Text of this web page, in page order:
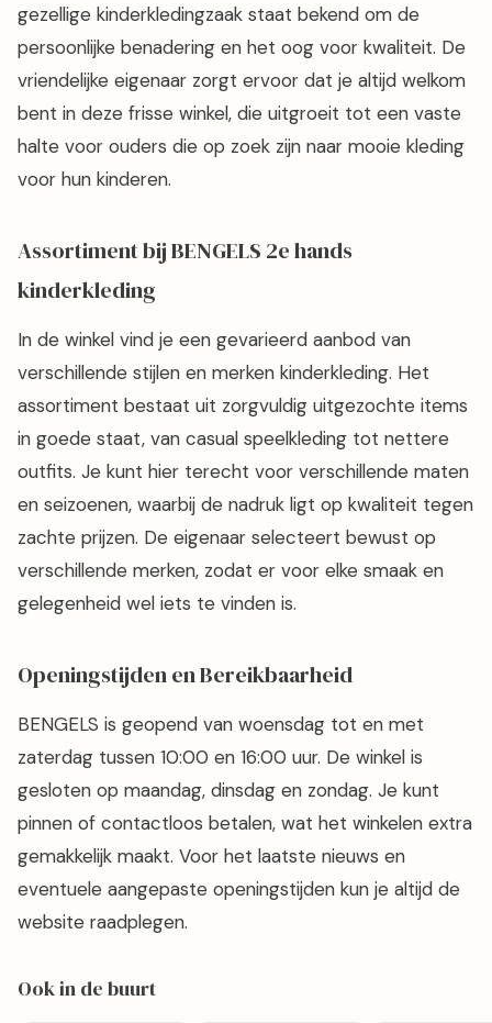
gezellige kinderkledingzaak staat bekend om de
persoonlijke benadering en het oog voor kwaliteit. De
vriendelijke eigenaar zorgt ervoor dat je altijd welkom
bent in deze frisse winkel, die uitgroeit tot een vaste
halte voor ouders die op zoek zijn naar mooie kleding
voor hun kinderen.
Assortiment bij BENGELS 2e hands
kinderkleding
In de winkel vind je een gevarieerd aanbod van
verschillende stijlen en merken kinderkleding. Het
assortiment bestaat uit zorgvuldig uitgezochte items
in goede staat, van casual speelkleding tot nettere
outfits. Je kunt hier terecht voor verschillende maten
en seizoenen, waarbij de nadruk ligt op kwaliteit tegen
zachte prijzen. De eigenaar selecteert bewust op
verschillende merken, zodat er voor elke smaak en
gelegenheid wel iets te vinden is.
Openingstijden en Bereikbaarheid
BENGELS is geopend van woensdag tot en met
zaterdag tussen 10:00 en 16:00 uur. De winkel is
gesloten op maandag, dinsdag en zondag. Je kunt
pinnen of contactloos betalen, wat het winkelen extra
gemakkelijk maakt. Voor het laatste nieuws en
eventuele aangepaste openingstijden kun je altijd de
website raadplegen.
Ook in de buurt